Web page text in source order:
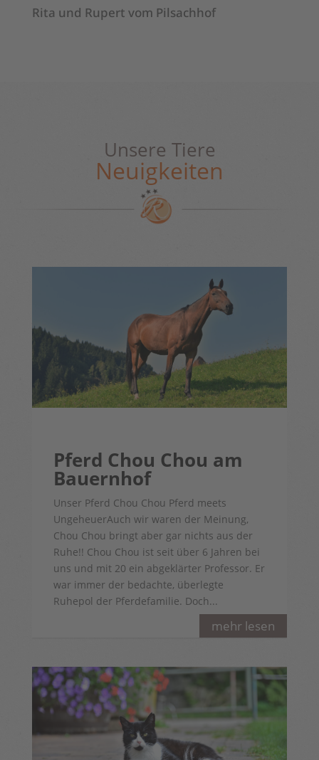
Rita und Rupert vom Pilsachhof
Unsere Tiere
Neuigkeiten
mehr lesen
Pferd Chou Chou am
Bauernhof
Unser Pferd Chou Chou Pferd meets
UngeheuerAuch wir waren der Meinung,
Chou Chou bringt aber gar nichts aus der
Ruhe!! Chou Chou ist seit über 6 Jahren bei
uns und mit 20 ein abgeklärter Professor. Er
war immer der bedachte, überlegte
Ruhepol der Pferdefamilie. Doch...